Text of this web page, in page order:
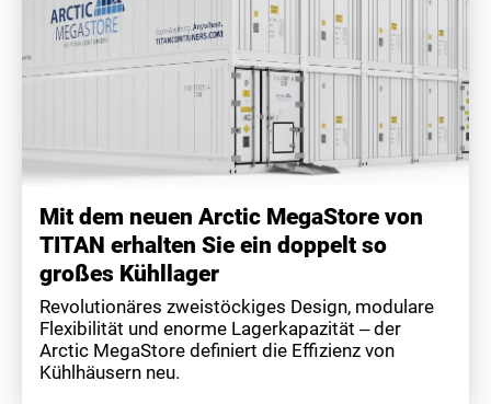
Mit dem neuen Arctic MegaStore von
TITAN erhalten Sie ein doppelt so
großes Kühllager
Revolutionäres zweistöckiges Design, modulare
Flexibilität und enorme Lagerkapazität – der
Arctic MegaStore definiert die Effizienz von
Kühlhäusern neu.